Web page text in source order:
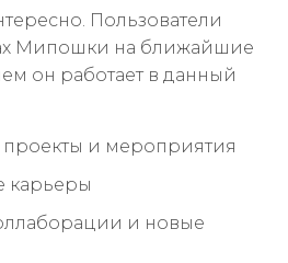
Пользователи
Мипошки на ближайшие
он работает в данный
и мероприятия
карьеры
и новые